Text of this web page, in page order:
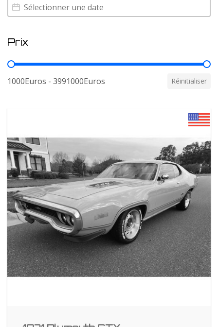
Annee
Annee
Prix
Prix
1000Euros - 3991000Euros Réinitialiser